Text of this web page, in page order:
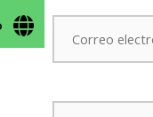
Correo
electrónico*
Web